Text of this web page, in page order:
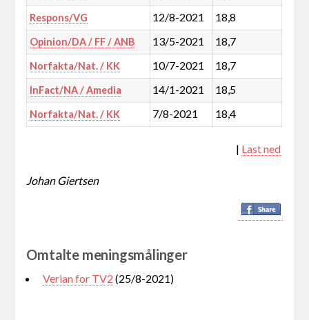
Respons/VG 12/8-2021 18,8
Opinion/DA / FF / ANB 13/5-2021 18,7
Norfakta/Nat. / KK 10/7-2021 18,7
InFact/NA / Amedia 14/1-2021 18,5
Norfakta/Nat. / KK 7/8-2021 18,4
| Last ned
Johan Giertsen
Omtalte meningsmålinger
Verian for TV2 (25/8-2021)